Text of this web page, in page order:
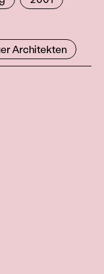
Architekten